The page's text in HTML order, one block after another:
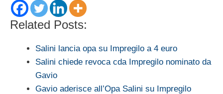
Related Posts:
Salini lancia opa su Impregilo a 4 euro
Salini chiede revoca cda Impregilo nominato da
Gavio
Gavio aderisce all’Opa Salini su Impregilo